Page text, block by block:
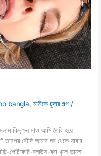
bangla,মামীকে চুদার গল্প /
কিছুক্ষন দাও আমি তৈরি হয়ে
বৌদি আমার ঘর থেকে যাবার
পেটিকোট-ব্লাউস-ব্রা খুলে ভালো